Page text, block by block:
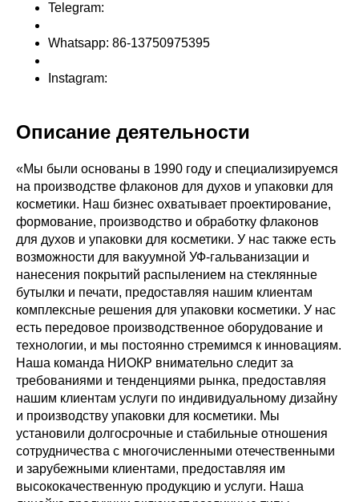
Telegram:
Whatsapp: 86-13750975395
Instagram:
Описание деятельности
«Мы были основаны в 1990 году и специализируемся
на производстве флаконов для духов и упаковки для
косметики. Наш бизнес охватывает проектирование,
формование, производство и обработку флаконов
для духов и упаковки для косметики. У нас также есть
возможности для вакуумной УФ-гальванизации и
нанесения покрытий распылением на стеклянные
бутылки и печати, предоставляя нашим клиентам
комплексные решения для упаковки косметики. У нас
есть передовое производственное оборудование и
технологии, и мы постоянно стремимся к инновациям.
Наша команда НИОКР внимательно следит за
требованиями и тенденциями рынка, предоставляя
нашим клиентам услуги по индивидуальному дизайну
и производству упаковки для косметики. Мы
установили долгосрочные и стабильные отношения
сотрудничества с многочисленными отечественными
и зарубежными клиентами, предоставляя им
высококачественную продукцию и услуги. Наша